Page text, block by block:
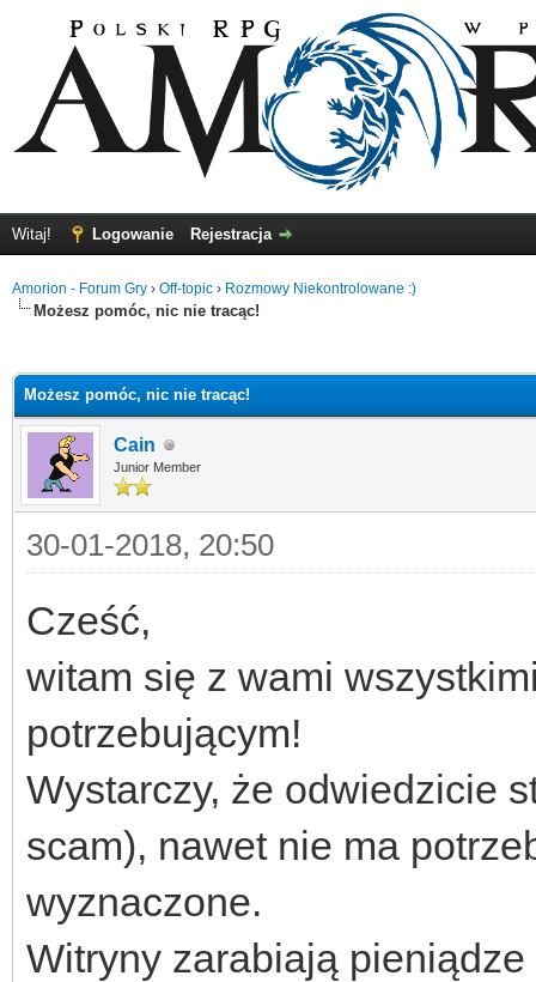
Witaj! Logowanie Rejestracja
Amorion - Forum Gry › Off-topic › Rozmowy Niekontrolowane :)
Możesz pomóc, nic nie tracąc!
Możesz pomóc, nic nie tracąc!
Cain
Junior Member
30-01-2018, 20:50
Cześć,
witam się z wami
potrzebującym!
Wystarczy, że odwiedzicie
scam), nawet nie ma
wyznaczone.
Witryny zarabiają